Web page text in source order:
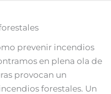
prevenir incendios
en plena ola de
provocan un
forestales. Un